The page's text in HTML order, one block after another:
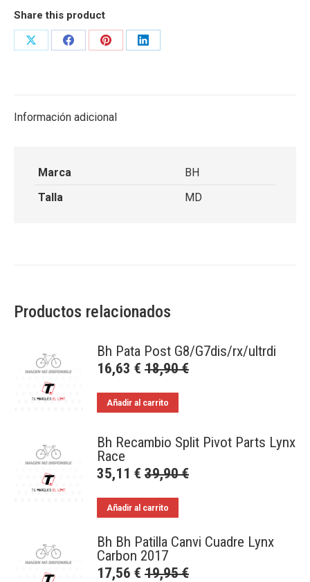
Share this product
Share
Share
Share
Share
Información adicional
Marca
BH
Talla
MD
Productos relacionados
Bh Pata Post G8/G7dis/rx/ultrdi
16,63 € 18,90€
Añadir al carrito
Bh Recambio Split Pivot Parts Lynx
Race
35,11 € 39,90€
Añadir al carrito
Bh Bh Patilla Canvi Cuadre Lynx
Carbon 2017
17,56 € 19,95€